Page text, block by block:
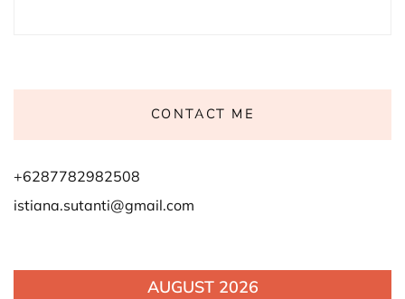
CONTACT ME
+6287782982508
istiana.sutanti@gmail.com
AUGUST 2026